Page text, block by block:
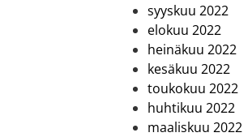
syyskuu 2022
elokuu 2022
heinäkuu 2022
kesäkuu 2022
toukokuu 2022
huhtikuu 2022
maaliskuu 2022